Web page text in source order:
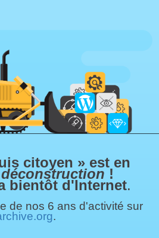
citoyen » est en
déconstruction !
bientôt d'Internet.
de nos 6 ans d'activité sur
.